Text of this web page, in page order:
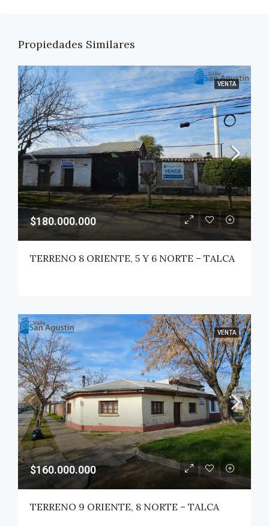
Propiedades Similares
VENTA
$180.000.000
TERRENO 8 ORIENTE, 5 Y 6 NORTE – TALCA
VENTA
$160.000.000
TERRENO 9 ORIENTE, 8 NORTE – TALCA